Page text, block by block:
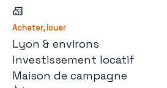
Acheter, louer
Lyon & environs
Investissement locatif
Maison de campagne